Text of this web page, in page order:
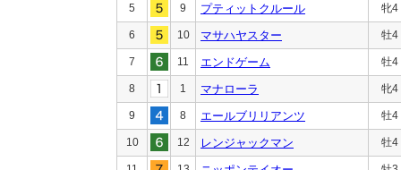
5 9 プティットクルール 牝4
6 10 マサハヤスター 牡4
7 11 エンドゲーム 牡4
8 1 マナローラ 牝4
9 8 エールブリリアンツ 牡4
10 12 レンジャックマン 牡4